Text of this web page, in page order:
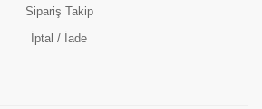
Sipariş Takip
İptal / İade